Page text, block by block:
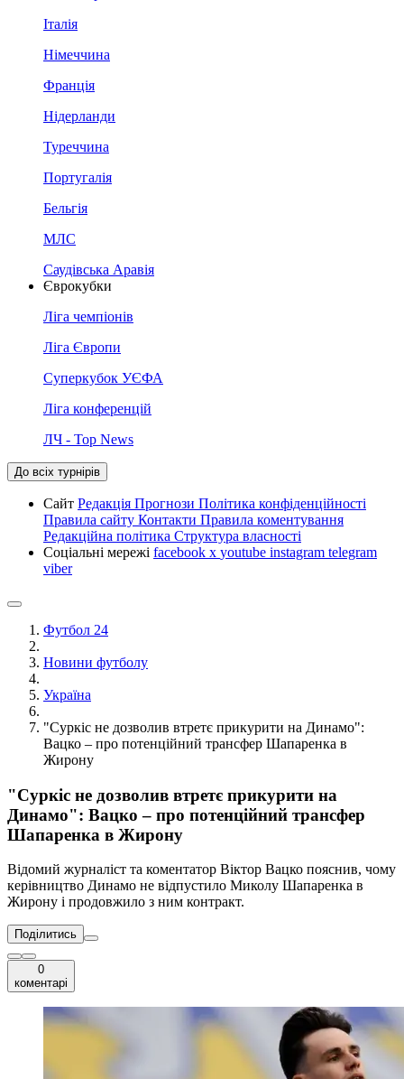
Італія
Німеччина
Франція
Нідерланди
Туреччина
Португалія
Бельгія
МЛС
Саудівська Аравія
Єврокубки
Ліга чемпіонів
Ліга Європи
Суперкубок УЄФА
Ліга конференцій
ЛЧ - Top News
До всіх турнірів
Сайт Редакція Прогнози Політика конфіденційності
Правила сайту Контакти Правила коментування
Редакційна політика Структура власності
Соціальні мережі facebook x youtube instagram telegram
viber
Футбол 24
Новини футболу
Україна
"Суркіс не дозволив втретє прикурити на Динамо":
Вацко – про потенційний трансфер Шапаренка в
Жирону
"Суркіс не дозволив втретє прикурити на
Динамо": Вацко – про потенційний трансфер
Шапаренка в Жирону
Відомий журналіст та коментатор Віктор Вацко пояснив, чому
керівництво Динамо не відпустило Миколу Шапаренка в
Жирону і продовжило з ним контракт.
Поділитись
0
коментарі